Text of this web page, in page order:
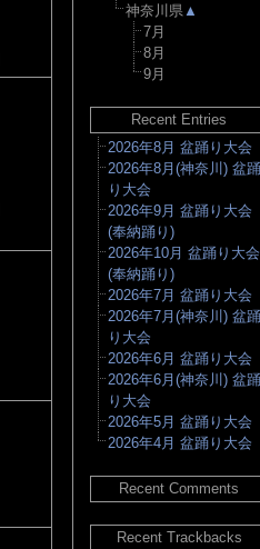
神奈川県▲
7月
8月
9月
Recent Entries
2026年8月 盆踊り大会
2026年8月(神奈川) 盆踊
り大会
2026年9月 盆踊り大会
(奉納踊り)
2026年10月 盆踊り大会
(奉納踊り)
2026年7月 盆踊り大会
2026年7月(神奈川) 盆踊
り大会
2026年6月 盆踊り大会
2026年6月(神奈川) 盆踊
り大会
2026年5月 盆踊り大会
2026年4月 盆踊り大会
Recent Comments
Recent Trackbacks